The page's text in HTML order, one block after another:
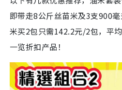
即带走8公斤丝苗米及3支900
米买2包只需142.2元/2包，平
一览折扣产品！